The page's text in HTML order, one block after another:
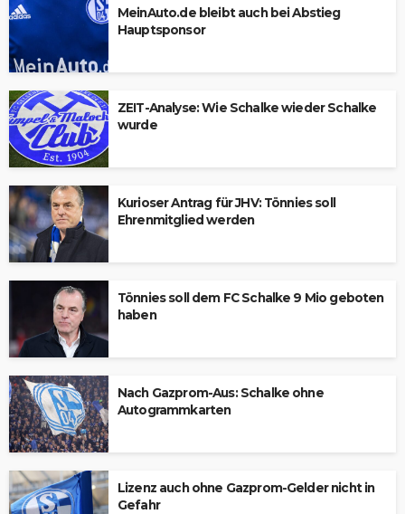
MeinAuto.de bleibt auch bei Abstieg
Hauptsponsor
ZEIT-Analyse: Wie Schalke wieder Schalke
wurde
Kurioser Antrag für JHV: Tönnies soll
Ehrenmitglied werden
Tönnies soll dem FC Schalke 9 Mio geboten
haben
Nach Gazprom-Aus: Schalke ohne
Autogrammkarten
Lizenz auch ohne Gazprom-Gelder nicht in
Gefahr